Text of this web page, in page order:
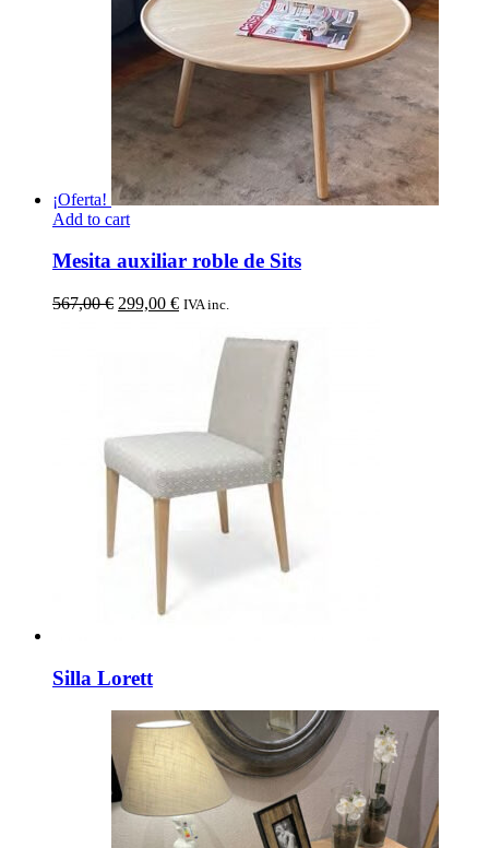
¡Oferta!
Add to cart
Mesita auxiliar roble de Sits
567,00€ El
299,00 €El
299,00 €.
IVA inc.
Silla Lorett